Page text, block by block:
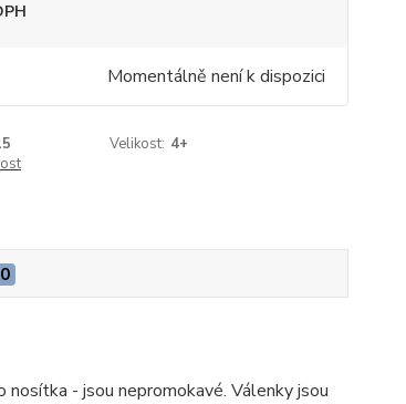
Momentálně není k dispozici
Velikost: 4+
0
- jsou nepromokavé. Válenky jsou